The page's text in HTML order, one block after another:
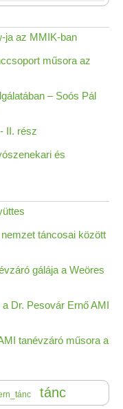
ja az MMIK-ban
műsora az
– Soós Pál
II. rész
és
táncosai között
gálája a Weöres
Dr. Pesovár Ernő AMI
tanévzáró műsora a
tánc